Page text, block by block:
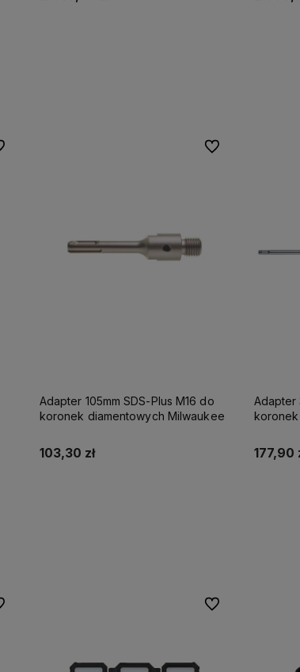
ulubionych
Adapter 105mm SDS-Plus M16 do
koronek diamentowych Milwaukee
103,30 zł
Do ulubionych
Adapter
koronek
177,90
ulubionych Do ulubionych